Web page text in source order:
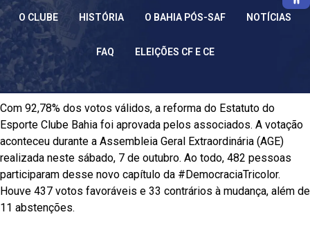
O CLUBE HISTÓRIA O BAHIA PÓS-SAF NOTÍCIAS
FAQ ELEIÇÕES CF E CE
Com 92,78% dos votos válidos, a reforma do Estatuto do
Esporte Clube Bahia foi aprovada pelos associados. A votação
aconteceu durante a Assembleia Geral Extraordinária (AGE)
realizada neste sábado, 7 de outubro. Ao todo, 482 pessoas
participaram desse novo capítulo da #DemocraciaTricolor.
Houve 437 votos favoráveis e 33 contrários à mudança, além de
11 abstenções.